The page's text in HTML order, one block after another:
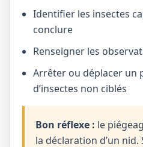
Identifier les insectes
conclure
Renseigner les
Arrêter ou déplacer un
d’insectes non ciblés
Bon réflexe : le
la déclaration d’un